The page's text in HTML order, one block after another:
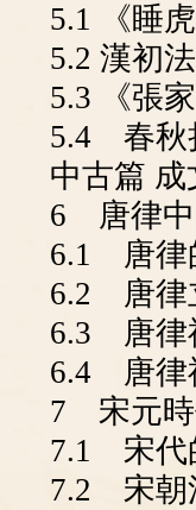
5.1 《睡
5.2 漢初
5.3 《張
5.4 春秋
中古篇
6 唐律中
6.1 唐律
6.2 唐律
6.3 唐律
6.4 唐律
7 宋元時
7.1 宋代
7.2 宋朝